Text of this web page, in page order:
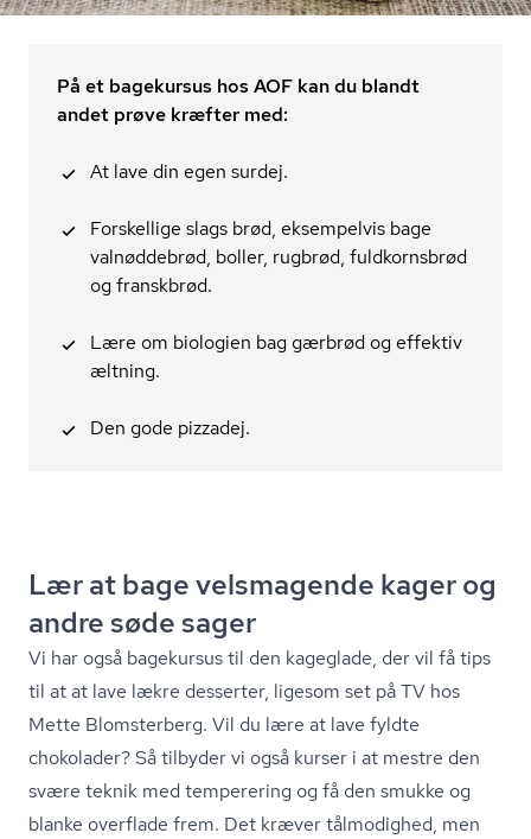
På et bagekursus hos AOF kan du blandt
andet prøve kræfter med:
At lave din egen surdej.
Forskellige slags brød, eksempelvis bage
valnøddebrød, boller, rugbrød, fuldkornsbrød
og franskbrød.
Lære om biologien bag gærbrød og effektiv
æltning.
Den gode pizzadej.
Lær at bage velsmagende kager og
andre søde sager
Vi har også bagekursus til den kageglade, der vil få tips
til at at lave lækre desserter, ligesom set på TV hos
Mette Blomsterberg. Vil du lære at lave fyldte
chokolader? Så tilbyder vi også kurser i at mestre den
svære teknik med temperering og få den smukke og
blanke overflade frem. Det kræver tålmodighed, men